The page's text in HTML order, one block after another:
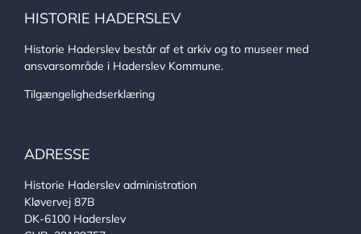
HISTORIE HADERSLEV
Historie Haderslev består af et arkiv og to museer med
ansvarsområde i Haderslev Kommune.
Tilgængelighedserklæring
ADRESSE
Historie Haderslev administration
Kløvervej 87B
DK-6100 Haderslev